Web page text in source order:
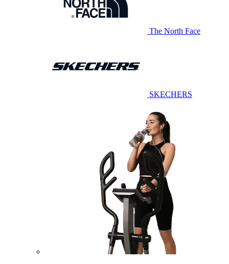
The North Face
SKECHERS